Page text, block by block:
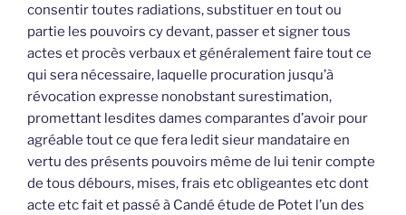
consentir toutes radiations, substituer en tout ou
partie les pouvoirs cy devant, passer et signer tous
actes et procès verbaux et généralement faire tout ce
qui sera nécessaire, laquelle procuration jusqu’à
révocation expresse nonobstant surestimation,
promettant lesdites dames comparantes d’avoir pour
agréable tout ce que fera ledit sieur mandataire en
vertu des présents pouvoirs même de lui tenir compte
de tous débours, mises, frais etc obligeantes etc dont
acte etc fait et passé à Candé étude de Potet l’un des